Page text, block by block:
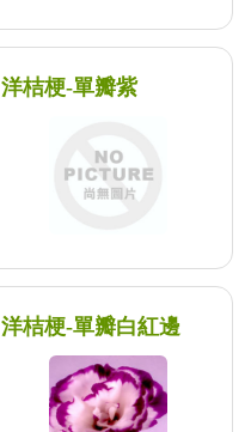
洋桔梗-單瓣紫
洋桔梗-單瓣白紅邊